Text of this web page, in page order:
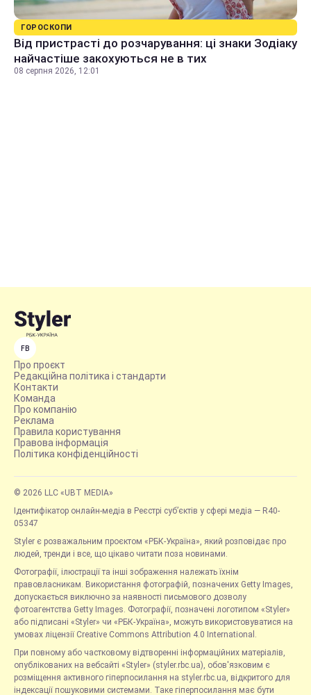
ГОРОСКОПИ
Від пристрасті до розчарування: ці знаки Зодіаку
найчастіше закохуються не в тих
08 серпня 2026, 12:01
FB
Про проєкт
Редакційна політика і стандарти
Контакти
Команда
Про компанію
Реклама
Правила користування
Правова інформація
Політика конфіденційності
© 2026 LLC «UBT MEDIA»
Ідентифікатор онлайн-медіа в Реєстрі суб’єктів у сфері медіа — R40-
05347
Styler є розважальним проєктом «РБК-Україна», який розповідає про
людей, тренди і все, що цікаво читати поза новинами.
Фотографії, ілюстрації та інші зображення належать їхнім
правовласникам. Використання фотографій, позначених Getty Images,
допускається виключно за наявності письмового дозволу
фотоагентства Getty Images. Фотографії, позначені логотипом «Styler»
або підписані «Styler» чи «РБК-Україна», можуть використовуватися на
умовах ліцензії Creative Commons Attribution 4.0 International.
При повному або частковому відтворенні інформаційних матеріалів,
опублікованих на вебсайті «Styler» (styler.rbc.ua), обов'язковим є
розміщення активного гіперпосилання на styler.rbc.ua, відкритого для
індексації пошуковими системами. Таке гіперпосилання має бути